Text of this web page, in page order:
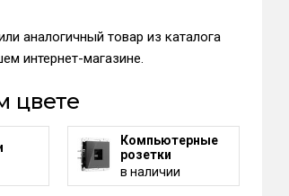
аналогичный товар из каталога
интернет-магазине.
цвете
Компьютерные
розетки
в наличии